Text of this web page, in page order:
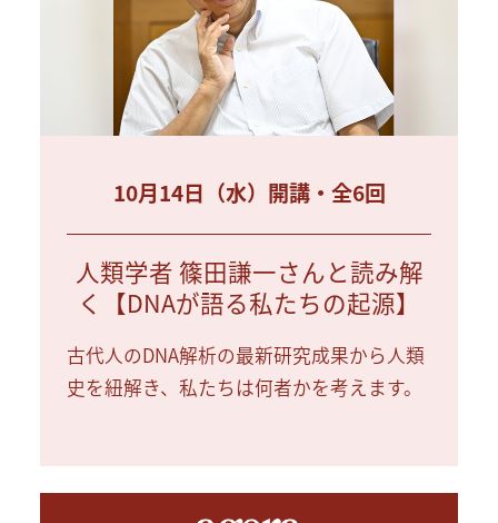
10月14日（水）開講・全6回
人類学者 篠田謙一さんと読み解
く【DNAが語る私たちの起源】
古代人のDNA解析の最新研究成果から人類
史を紐解き、私たちは何者かを考えます。